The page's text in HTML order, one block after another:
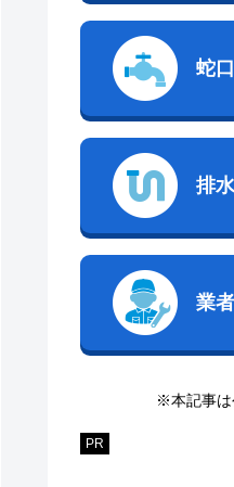
蛇口
排
業者
※本記事は
PR